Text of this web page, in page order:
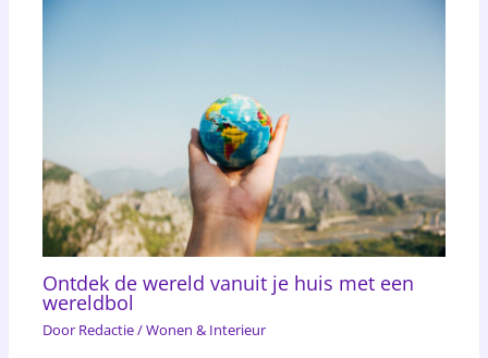
Ontdek de wereld vanuit je huis met een
wereldbol
Door Redactie/Wonen & Interieur